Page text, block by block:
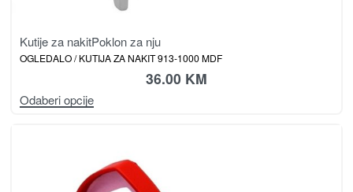
Kutije za nakitPoklon za nju
OGLEDALO / KUTIJA ZA NAKIT 913-1000 MDF
36.00 KM
Odaberi opcije